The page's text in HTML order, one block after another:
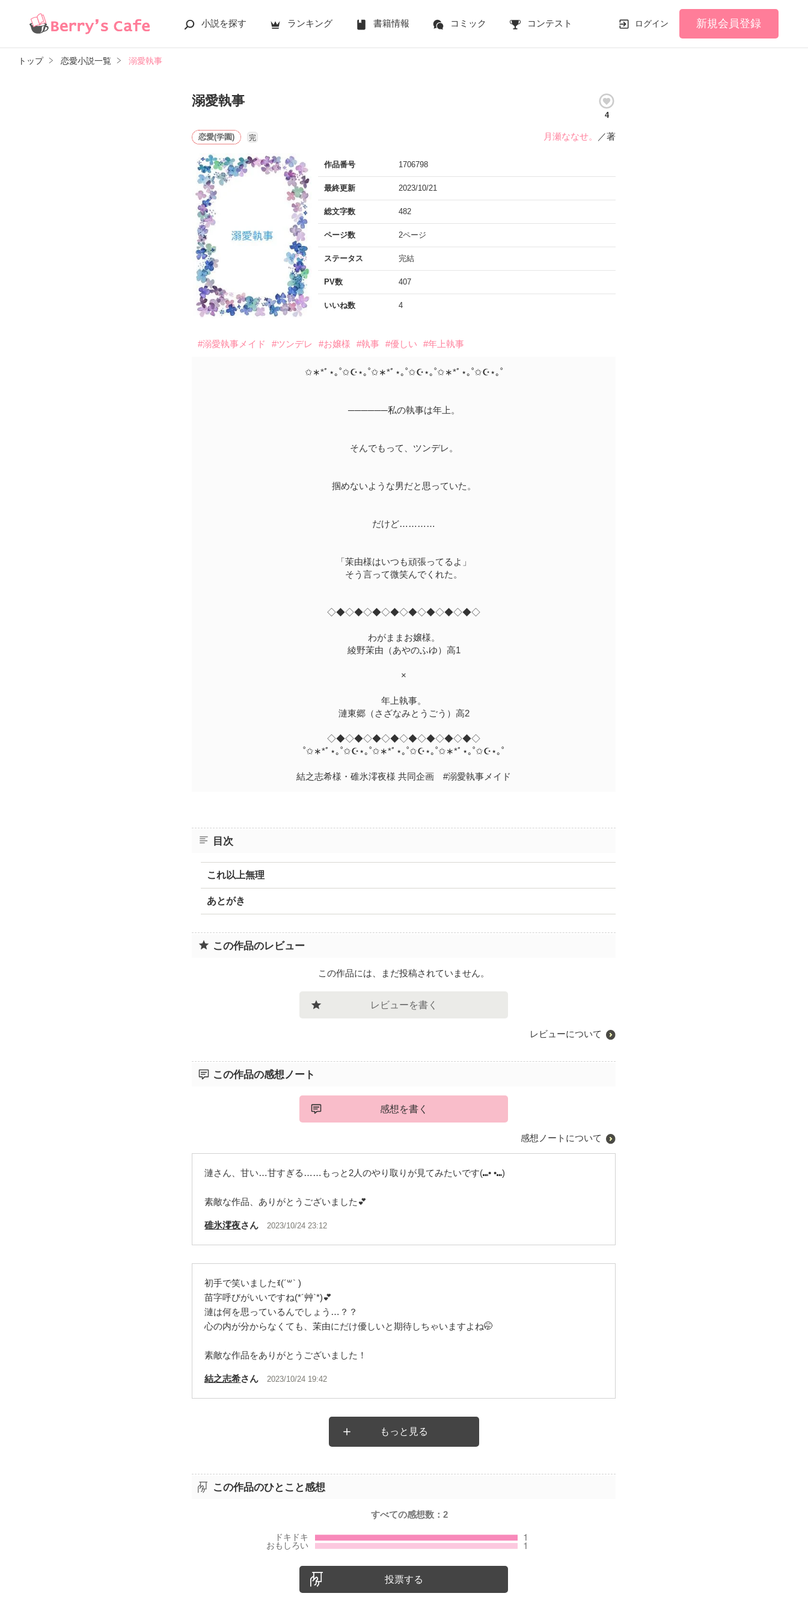
小説を探す ランキング 書籍情報 コミック コンテスト ログイン 新規会員登録
トップ 恋愛小説一覧 溺愛執事
溺愛執事
4
恋愛(学園) 完 月瀬ななせ。 ／著
作品番号 1706798
最終更新 2023/10/21
総文字数 482
ページ数 2ページ
ステータス 完結
PV数 407
いいね数 4
#溺愛執事メイド #ツンデレ #お嬢様 #執事 #優しい #年上執事
✩∗*ﾟ⋆｡˚✩☪︎⋆｡˚✩∗*ﾟ⋆｡˚✩☪︎⋆｡˚✩∗*ﾟ⋆｡˚✩☪︎⋆｡˚
──────私の執事は年上。
そんでもって、ツンデレ。
掴めないような男だと思っていた。
だけど…………
「茉由様はいつも頑張ってるよ」
そう言って微笑んでくれた。
◇◆◇◆◇◆◇◆◇◆◇◆◇◆◇◆◇
わがままお嬢様。
綾野茉由（あやのふゆ）高1
×
年上執事。
漣東郷（さざなみとうごう）高2
◇◆◇◆◇◆◇◆◇◆◇◆◇◆◇◆◇
˚✩∗*ﾟ⋆｡˚✩☪︎⋆｡˚✩∗*ﾟ⋆｡˚✩☪︎⋆｡˚✩∗*ﾟ⋆｡˚✩☪︎⋆｡˚
結之志希様・碓氷澪夜様 共同企画 #溺愛執事メイド
目次
これ以上無理
あとがき
この作品のレビュー
この作品には、まだ投稿されていません。
レビューを書く
レビューについて
この作品の感想ノート
感想を書く
感想ノートについて
漣さん、甘い…甘すぎる……もっと2人のやり取りが見てみたいです(⑉• •⑉)
素敵な作品、ありがとうございました💕
碓氷澪夜さん 2023/10/24 23:12
初手で笑いましたꉂ(´꒳` )
苗字呼びがいいですね(*´艸`*)💕
漣は何を思っているんでしょう…？？
心の内が分からなくても、茉由にだけ優しいと期待しちゃいますよね🤭
素敵な作品をありがとうございました！
結之志希さん 2023/10/24 19:42
もっと見る
この作品のひとこと感想
すべての感想数：2
投票する